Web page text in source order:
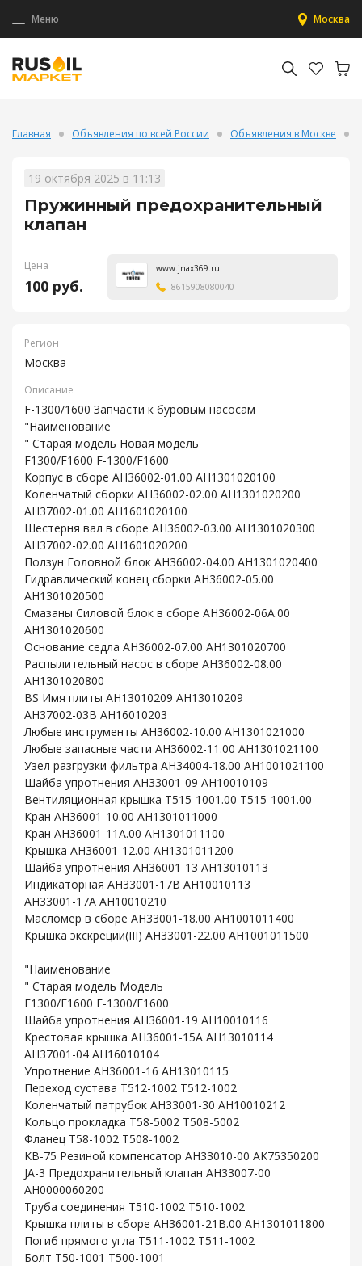
Меню Москва
Главная Объявления по всей России Объявления в Москве
19 октября 2025 в 11:13
Пружинный предохранительный
клапан
Цена
100 руб.
www.jnax369.ru
8615908080040
Регион
Москва
Описание
F-1300/1600 Запчасти к буровым насосам
"Наименование
" Старая модель Новая модель
F1300/F1600 F-1300/F1600
Корпус в сборе AH36002-01.00 AH1301020100
Коленчатый сборки AH36002-02.00 AH1301020200
AH37002-01.00 AH1601020100
Шестерня вал в сборе AH36002-03.00 AH1301020300
AH37002-02.00 AH1601020200
Ползун Головной блок AH36002-04.00 AH1301020400
Гидравлический конец сборки AH36002-05.00
AH1301020500
Смазаны Силовой блок в сборе AH36002-06A.00
AH1301020600
Основание седла AH36002-07.00 AH1301020700
Распылительный насос в сборе AH36002-08.00
AH1301020800
BS Имя плиты AH13010209 AH13010209
AH37002-03B AH16010203
Любые инструменты AH36002-10.00 AH1301021000
Любые запасные части AH36002-11.00 AH1301021100
Узел разгрузки фильтра AH34004-18.00 AH1001021100
Шайба упротнения AH33001-09 AH10010109
Вентиляционная крышка T515-1001.00 T515-1001.00
Кран AH36001-10.00 AH1301011000
Кран AH36001-11A.00 AH1301011100
Крышка AH36001-12.00 AH1301011200
Шайба упротнения AH36001-13 AH13010113
Индикаторная AH33001-17B AH10010113
AH33001-17A AH10010210
Масломер в сборе AH33001-18.00 AH1001011400
Крышка экскреции(III) AH33001-22.00 AH1001011500
"Наименование
" Старая модель Модель
F1300/F1600 F-1300/F1600
Шайба упротнения AH36001-19 AH10010116
Крестовая крышка AH36001-15A AH13010114
AH37001-04 AH16010104
Упротнение AH36001-16 AH13010115
Переход сустава T512-1002 T512-1002
Коленчатый патрубок AH33001-30 AH10010212
Кольцо прокладка T58-5002 T508-5002
Фланец T58-1002 T508-1002
KB-75 Резиной компенсатор AH33010-00 AK75350200
JA-3 Предохранительный клапан AH33007-00
AH0000060200
Труба соединения T510-1002 T510-1002
Крышка плиты в сборе AH36001-21B.00 AH1301011800
Погиб прямого угла T511-1002 T511-1002
Болт T50-1001 T500-1001